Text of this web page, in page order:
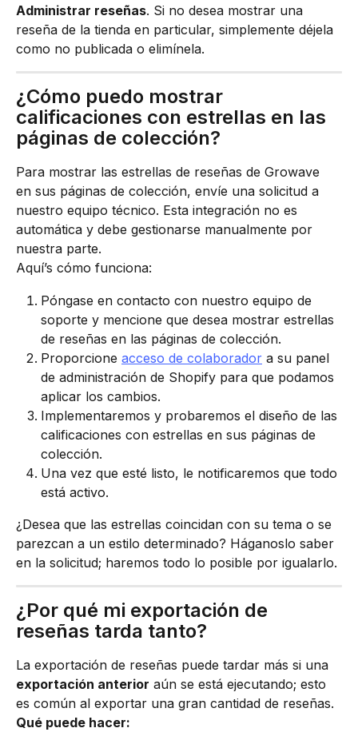
Administrar reseñas. Si no desea mostrar una
reseña de la tienda en particular, simplemente déjela
como no publicada o elimínela.
¿Cómo puedo mostrar
calificaciones con estrellas en las
páginas de colección?
Para mostrar las estrellas de reseñas de Growave
en sus páginas de colección, envíe una solicitud a
nuestro equipo técnico. Esta integración no es
automática y debe gestionarse manualmente por
nuestra parte.
Aquí’s cómo funciona:
Póngase en contacto con nuestro equipo de
soporte y mencione que desea mostrar estrellas
de reseñas en las páginas de colección.
Proporcione acceso de colaborador a su panel
de administración de Shopify para que podamos
aplicar los cambios.
Implementaremos y probaremos el diseño de las
calificaciones con estrellas en sus páginas de
colección.
Una vez que esté listo, le notificaremos que todo
está activo.
¿Desea que las estrellas coincidan con su tema o se
parezcan a un estilo determinado? Háganoslo saber
en la solicitud; haremos todo lo posible por igualarlo.
¿Por qué mi exportación de
reseñas tarda tanto?
La exportación de reseñas puede tardar más si una
exportación anterior aún se está ejecutando; esto
es común al exportar una gran cantidad de reseñas.
Qué puede hacer: